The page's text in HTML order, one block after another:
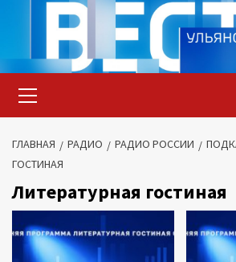
содержимому
меню
ГЛАВНАЯ РАДИО РАДИО РОССИИ
ГОСТИНАЯ
Литературная гостиная